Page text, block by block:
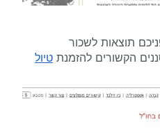
תוצאות לשכור
הקשורים להזמנת טיול